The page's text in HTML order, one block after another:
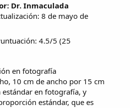
Dr. Inmaculada
8 de mayo de
4.5/5 (25
en fotografía
10 cm de ancho por 15 cm
en fotografía, y
estándar, que es